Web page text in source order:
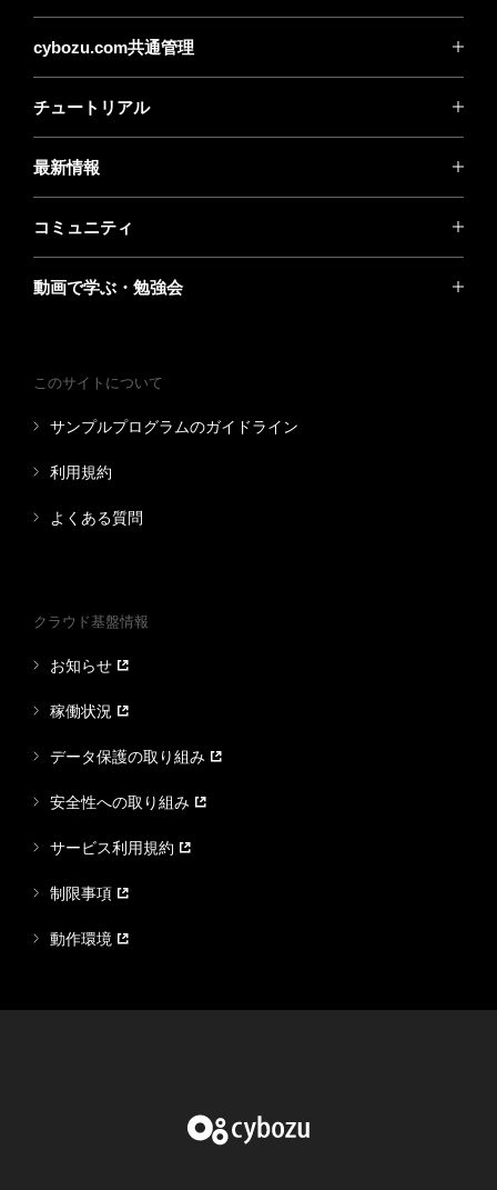
cybozu.com共通管理
チュートリアル
最新情報
コミュニティ
動画で学ぶ・勉強会
このサイトについて
サンプルプログラムのガイドライン
利用規約
よくある質問
クラウド基盤情報
お知らせ
稼働状況
データ保護の取り組み
安全性への取り組み
サービス利用規約
制限事項
動作環境